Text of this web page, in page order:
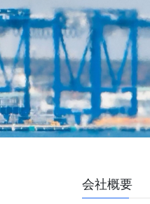
会社概要